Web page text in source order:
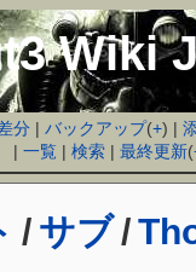
Wiki
分 |バックアップ(+) |
|一覧 |検索 |最終更新(
/ サブ /